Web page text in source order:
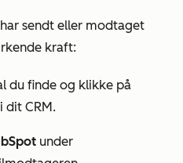
sendt eller modtaget
kraft:
du finde og klikke på
dit CRM.
under